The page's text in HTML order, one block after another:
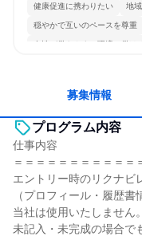
健康促進に携わりたい 地
穏やかで互いのペースを尊重
女性が働きやすい環境で働ける
募集情報
プログラム内容
仕事内容
＝＝＝＝＝＝＝＝＝＝＝
エントリー時のリクナビ
（プロフィール・履歴書
当社は使用いたしません。
未記入・未完成の場合で